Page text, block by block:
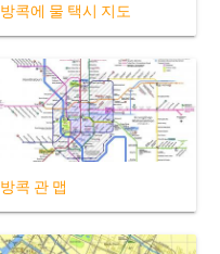
방콕에 물 택시 지도
방콕 관 맵